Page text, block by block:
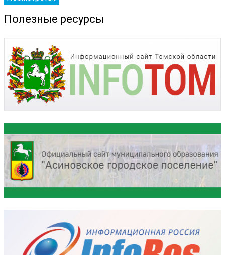
Полезные ресурсы